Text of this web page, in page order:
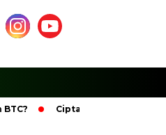
Ciptakan Ramadhan Berkesan